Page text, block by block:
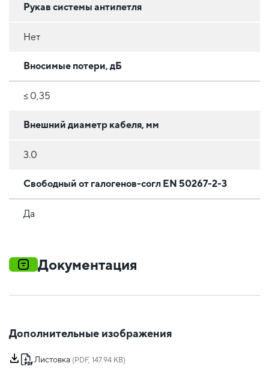
Рукав системы антипетля
Нет
Вносимые потери, дБ
≤ 0,35
Внешний диаметр кабеля, мм
3.0
Свободный от галогенов-согл EN 50267-2-3
Да
Документация
Дополнительные изображения
Листовка (PDF, 147.94 KB)